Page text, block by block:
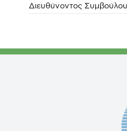
Διευθύνοντος